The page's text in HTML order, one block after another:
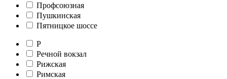
Профсоюзная
Пушкинская
Пятницкое шоссе
Р
Речной вокзал
Рижская
Римская